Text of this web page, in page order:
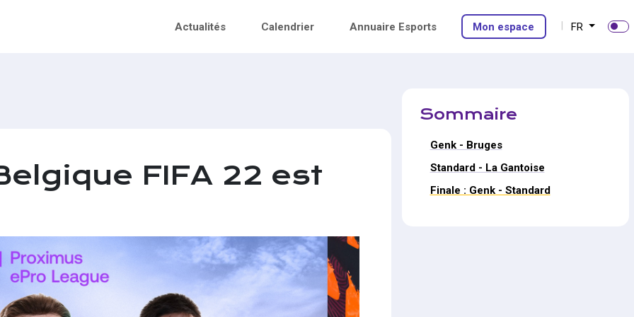
Actualités Calendrier Annuaire Esports Mon espace FR
FIFA 22 est
Sommaire
Genk - Bruges
Standard - La Gantoise
Finale : Genk - Standard